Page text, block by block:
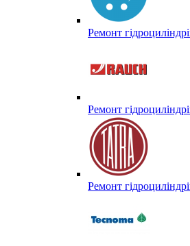
Ремонт
Ремонт
Ремонт